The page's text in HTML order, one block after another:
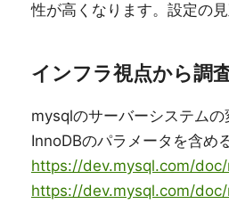
性が高くなります。設定の
インフラ視点から調
mysqlのサーバーシステムの
InnoDBのパラメータを含め
https://dev.mysql.com/
https://dev.mysql.com/